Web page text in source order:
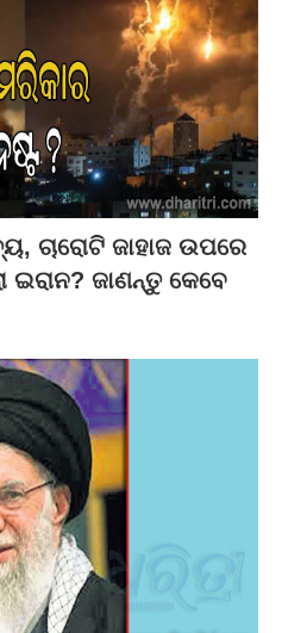
ଚାରୋଟି ଜାହାଜ ଉପରେ
ଇରାନ? ଜାଣନ୍ତୁ କେବେ